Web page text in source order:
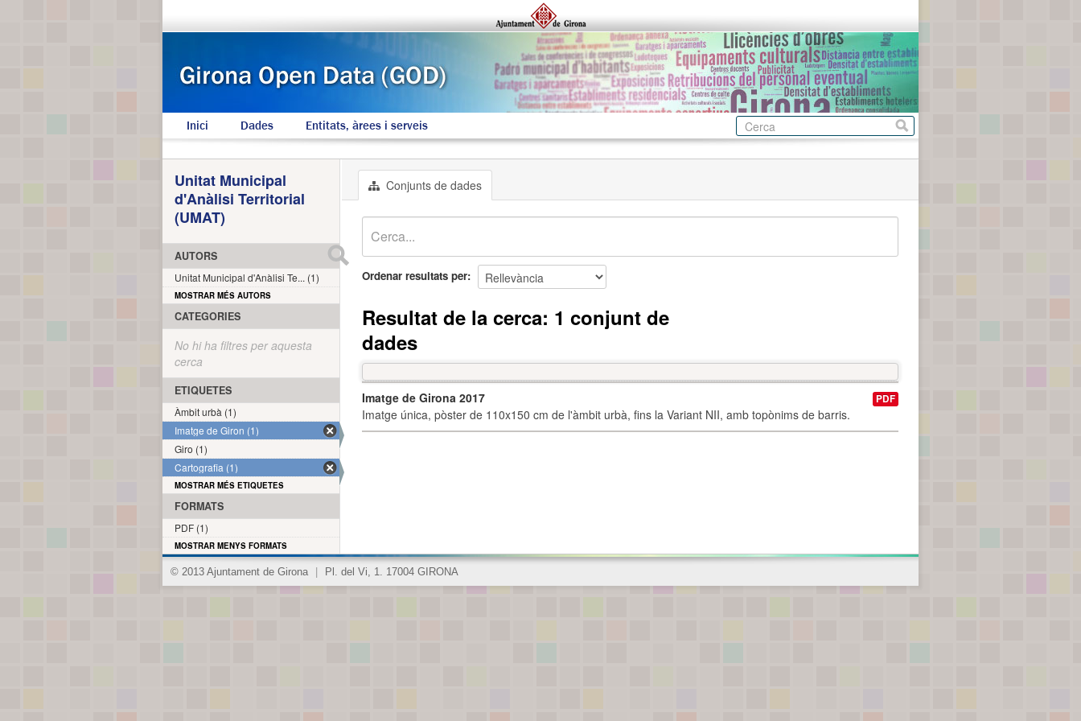
Inici Dades Entitats, àrees i serveis
Conjunts de dades
Ordenar resultats per
Resultat de la cerca: 1 conjunt de
dades
Imatge de Girona 2017
Imatge única, pòster de 110x150 cm de l'àmbit urbà, fins la Variant NII, amb topònims de barris.
PDF
Unitat Municipal
d'Anàlisi Territorial
(UMAT)
AUTORS
Unitat Municipal d'Anàlisi Te... (1)
MOSTRAR MÉS AUTORS
CATEGORIES
No hi ha filtres per aquesta
cerca
ETIQUETES
Àmbit urbà (1)
Imatge de Giron (1)
Giro (1)
Cartografia (1)
MOSTRAR MÉS ETIQUETES
FORMATS
PDF (1)
MOSTRAR MENYS FORMATS
© 2013 Ajuntament de Girona Pl. del Vi, 1. 17004 GIRONA